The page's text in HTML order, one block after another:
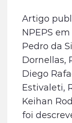
Artigo
NPEPS
Pedro da
Dornellas,
Diego
Estivaleti,
Keihan
foi